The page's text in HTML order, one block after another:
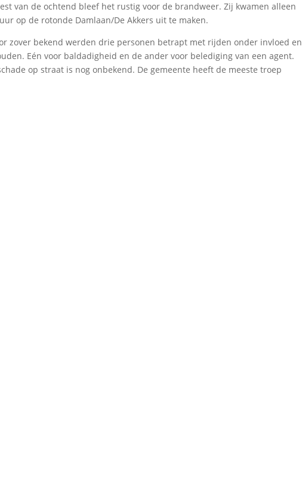
van de ochtend bleef het rustig voor de brandweer. Zij kwamen alleen
op de rotonde Damlaan/De Akkers uit te maken.
zover bekend werden drie personen betrapt met rijden onder invloed en
Eén voor baldadigheid en de ander voor belediging van een agent.
op straat is nog onbekend. De gemeente heeft de meeste troep